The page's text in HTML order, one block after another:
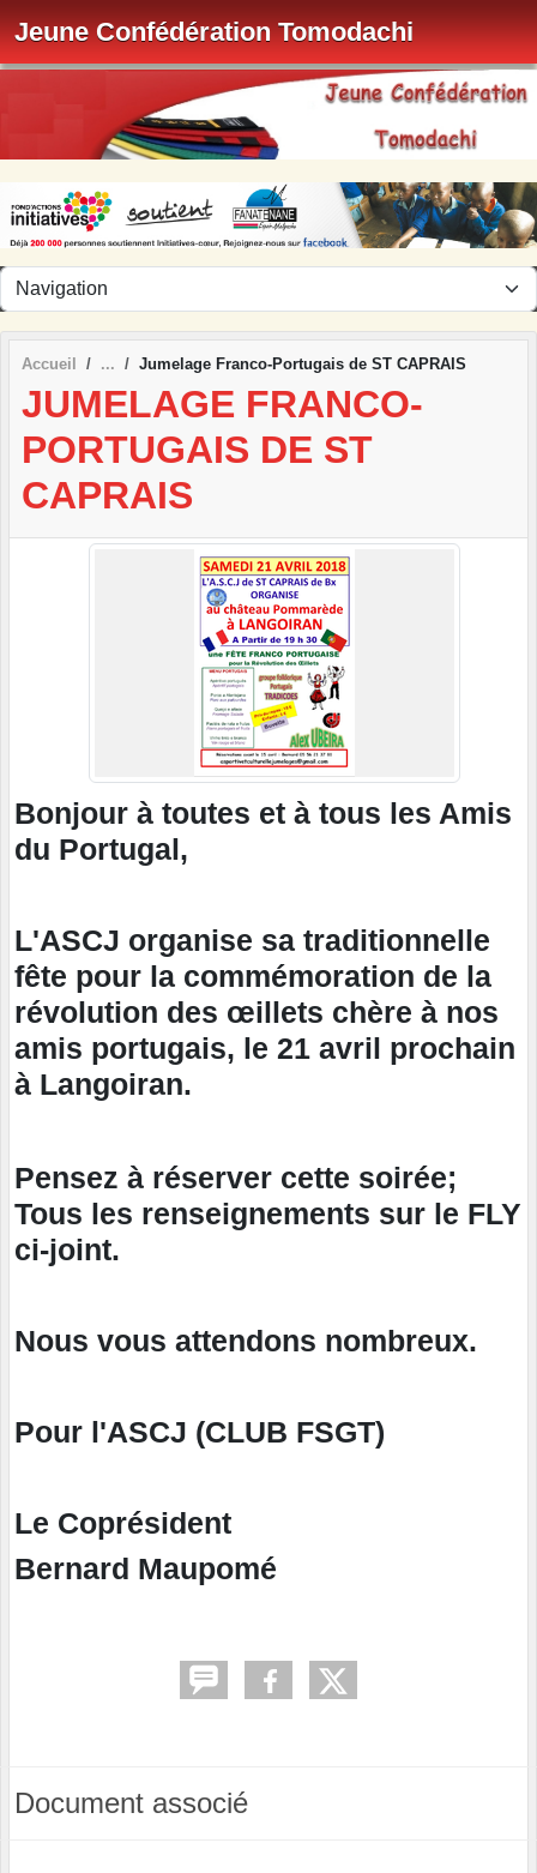
Jeune Confédération Tomodachi
Accueil Jumelage Franco-Portugais de ST CAPRAIS
JUMELAGE FRANCO-
PORTUGAIS DE ST
CAPRAIS
Bonjour à toutes et à tous les Amis
du Portugal,
L'ASCJ organise sa traditionnelle
fête pour la commémoration de la
révolution des œillets chère à nos
amis portugais, le 21 avril prochain
à Langoiran.
Pensez à réserver cette soirée;
Tous les renseignements sur le FLY
ci-joint.
Nous vous attendons nombreux.
Pour l'ASCJ (CLUB FSGT)
Le Coprésident
Bernard Maupomé
Document associé